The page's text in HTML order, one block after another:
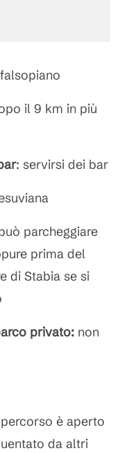
il 9 km in più
: servirsi dei bar
parcheggiare
prima del
di Stabia se si
privato: non
è aperto
da altri